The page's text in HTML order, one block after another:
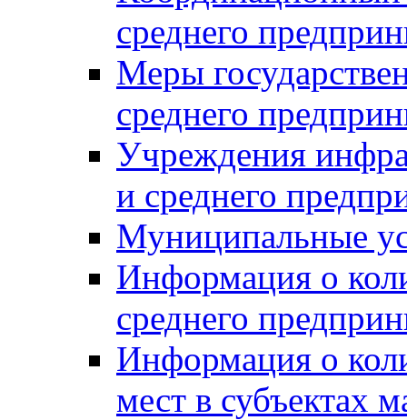
среднего
Меры
среднего
Учреждения
и среднего
Муниципальные
Информация о
среднего
Информация о
мест в субъектах